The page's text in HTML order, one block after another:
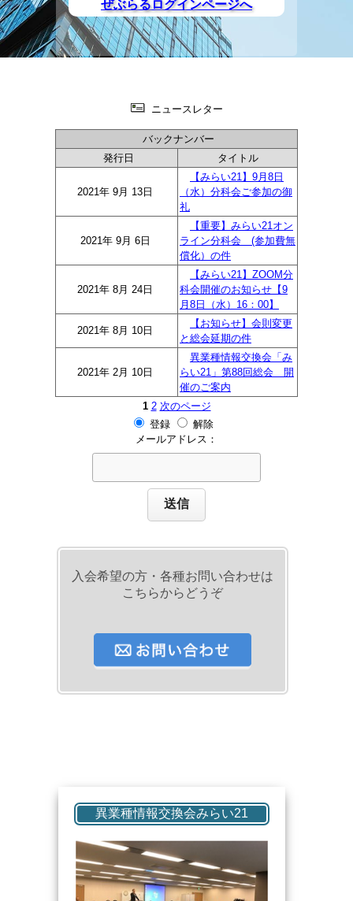
ぜぶらるログインページへ
ニュースレター
バックナンバー
発行日
タイトル
2021年 9月 13日
【みらい21】9月8日
（水）分科会ご参加の御
礼
2021年 9月 6日
【重要】みらい21オン
ライン分科会 (参加費無
償化）の件
2021年 8月 24日
【みらい21】ZOOM分
科会開催のお知らせ【9
月8日（水）16：00】
2021年 8月 10日
【お知らせ】会則変更
と総会延期の件
2021年 2月 10日
異業種情報交換会「み
らい21」第88回総会 開
催のご案内
1 2 次のページ
登録
解除
メールアドレス：
入会希望の方・各種お問い合わせは
こちらからどうぞ
異業種情報交換会みらい21